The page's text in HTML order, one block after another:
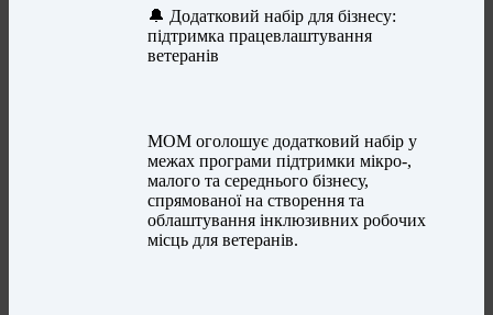
🔔 Додатковий набір для бізнесу:
підтримка працевлаштування
ветеранів
МОМ оголошує додатковий набір у
межах програми підтримки мікро-,
малого та середнього бізнесу,
спрямованої на створення та
облаштування інклюзивних робочих
місць для ветеранів.